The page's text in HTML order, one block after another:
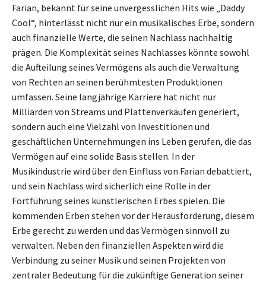
Farian, bekannt für seine unvergesslichen Hits wie „Daddy
Cool“, hinterlässt nicht nur ein musikalisches Erbe, sondern
auch finanzielle Werte, die seinen Nachlass nachhaltig
prägen. Die Komplexität seines Nachlasses könnte sowohl
die Aufteilung seines Vermögens als auch die Verwaltung
von Rechten an seinen berühmtesten Produktionen
umfassen. Seine langjährige Karriere hat nicht nur
Milliarden von Streams und Plattenverkäufen generiert,
sondern auch eine Vielzahl von Investitionen und
geschäftlichen Unternehmungen ins Leben gerufen, die das
Vermögen auf eine solide Basis stellen. In der
Musikindustrie wird über den Einfluss von Farian debattiert,
und sein Nachlass wird sicherlich eine Rolle in der
Fortführung seines künstlerischen Erbes spielen. Die
kommenden Erben stehen vor der Herausforderung, diesem
Erbe gerecht zu werden und das Vermögen sinnvoll zu
verwalten. Neben den finanziellen Aspekten wird die
Verbindung zu seiner Musik und seinen Projekten von
zentraler Bedeutung für die zukünftige Generation seiner